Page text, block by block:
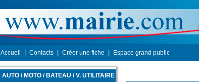
Accueil Contacts Créer une fiche Espace grand public
AUTO / MOTO / BATEAU / V. UTILITAIRE